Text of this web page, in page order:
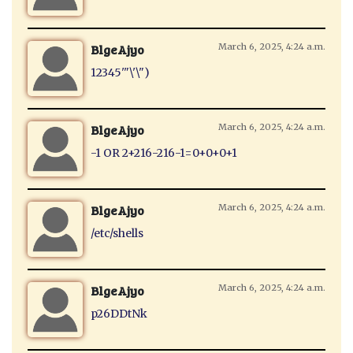
BlgeAjyo March 6, 2025, 4:24 a.m.
12345'"\'\")
BlgeAjyo March 6, 2025, 4:24 a.m.
-1 OR 2+216-216-1=0+0+0+1
BlgeAjyo March 6, 2025, 4:24 a.m.
/etc/shells
BlgeAjyo March 6, 2025, 4:24 a.m.
p26DDtNk